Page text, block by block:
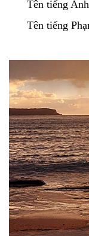
Tên tiếng
Tên tiếng